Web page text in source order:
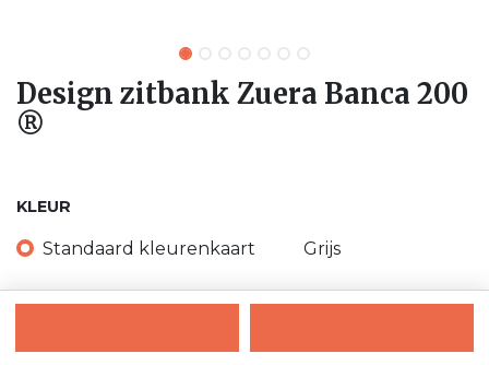
Design zitbank Zuera Banca 200
®
KLEUR
Standaard kleurenkaart Grijs
Donker grijs Zwart Wit Beige